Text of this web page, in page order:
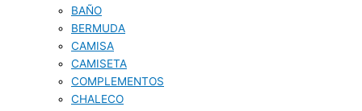
BAÑO
BERMUDA
CAMISA
CAMISETA
COMPLEMENTOS
CHALECO